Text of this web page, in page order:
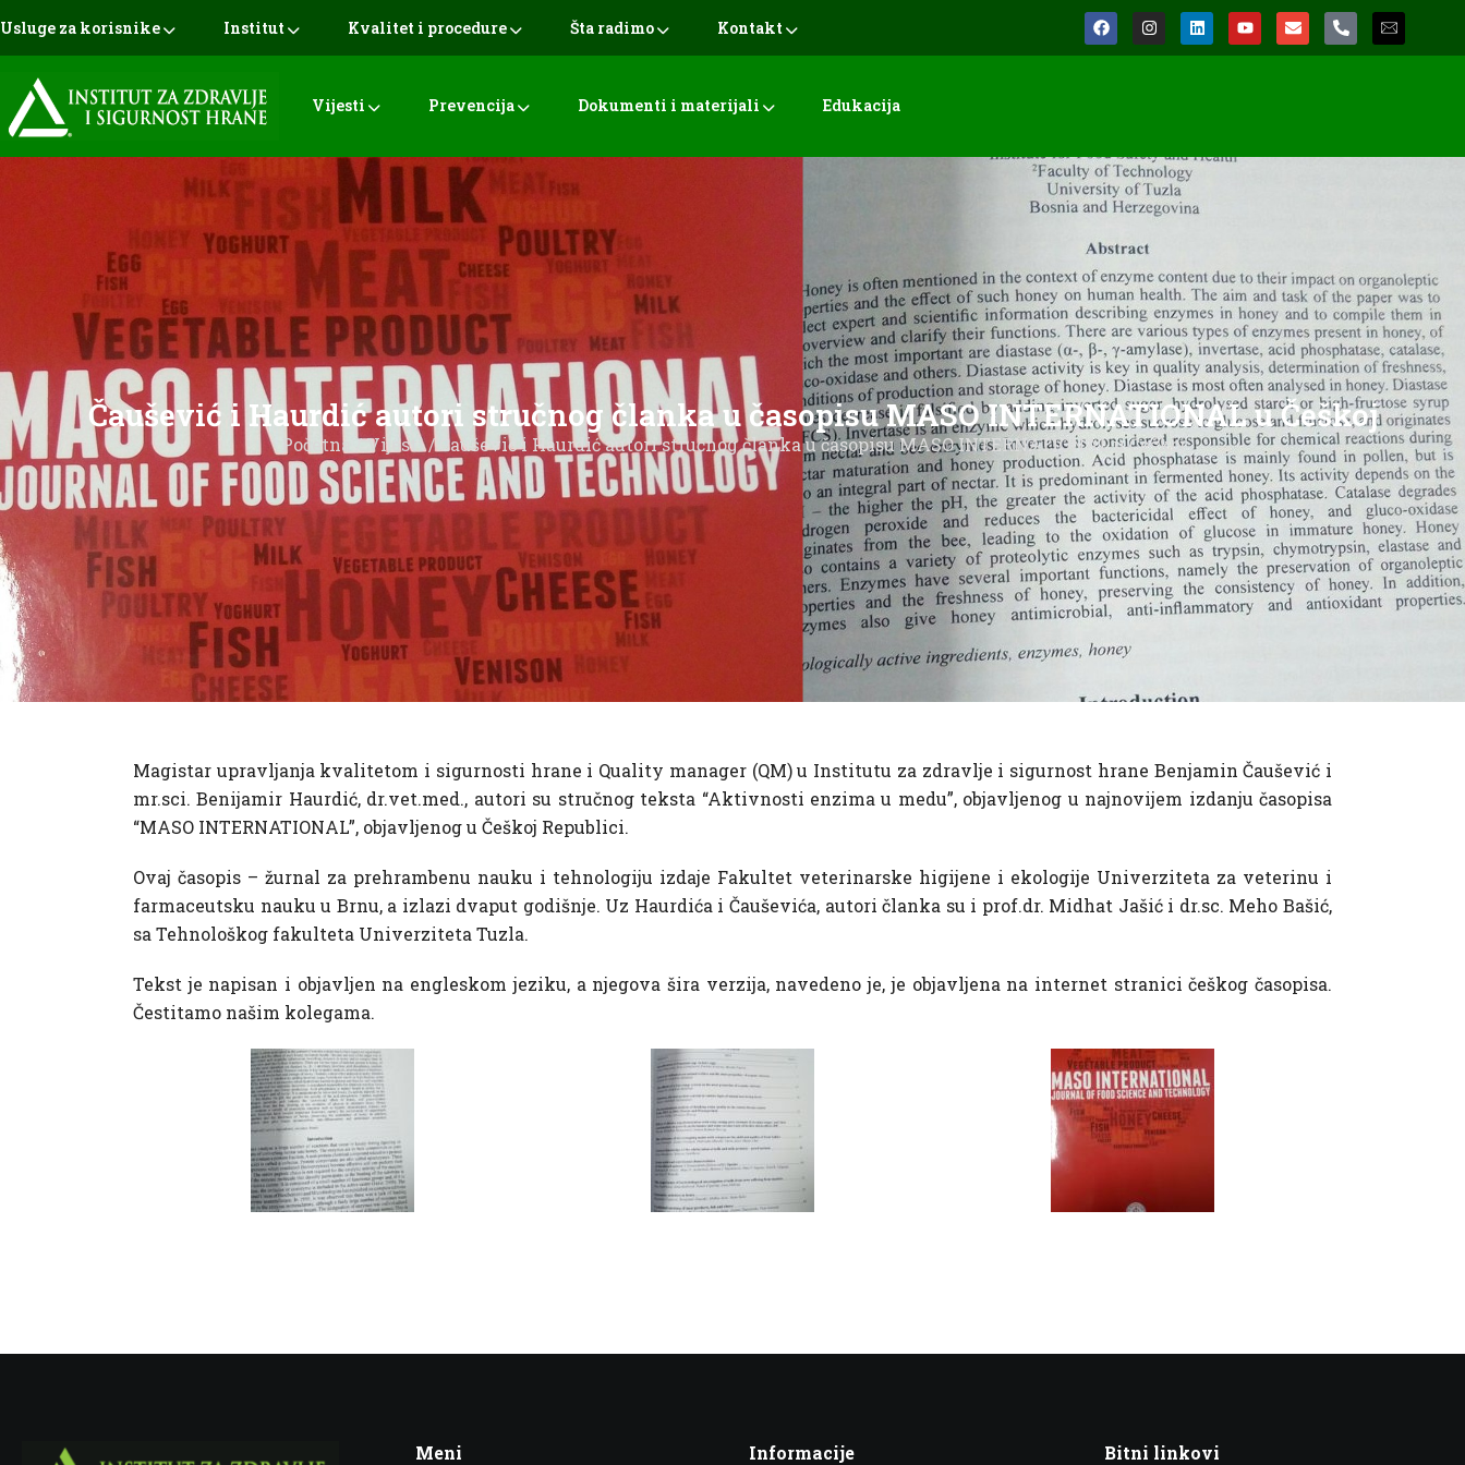
Usluge za korisnike Institut Kvalitet i procedure Šta radimo Kontakt
Vijesti Prevencija Dokumenti i materijali Edukacija
Čaušević i Haurdić autori stručnog članka u časopisu MASO INTERNATIONAL u Češkoj
Početna /Vijesti/ Čaušević i Haurdić autori stručnog članka u časopisu MASO INTERNATIONAL u Češkoj
Magistar upravljanja kvalitetom i sigurnosti hrane i Quality manager (QM) u Institutu za zdravlje i sigurnost hrane Benjamin Čaušević i
mr.sci. Benijamir Haurdić, dr.vet.med., autori su stručnog teksta “Aktivnosti enzima u medu”, objavljenog u najnovijem izdanju časopisa
“MASO INTERNATIONAL”, objavljenog u Češkoj Republici.
Ovaj časopis – žurnal za prehrambenu nauku i tehnologiju izdaje Fakultet veterinarske higijene i ekologije Univerziteta za veterinu i
farmaceutsku nauku u Brnu, a izlazi dvaput godišnje. Uz Haurdića i Čauševića, autori članka su i prof.dr. Midhat Jašić i dr.sc. Meho Bašić,
sa Tehnološkog fakulteta Univerziteta Tuzla.
Tekst je napisan i objavljen na engleskom jeziku, a njegova šira verzija, navedeno je, je objavljena na internet stranici češkog časopisa.
Čestitamo našim kolegama.
Meni Informacije Bitni linkovi